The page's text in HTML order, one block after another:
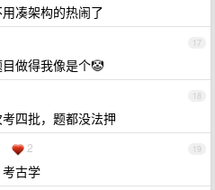
凑架构的热闹了
17
做得我像是个🤡
18
四批，题都没法押
19
2
古学